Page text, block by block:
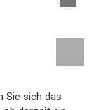
Sie sich das